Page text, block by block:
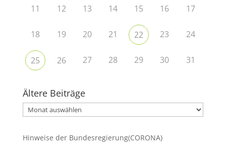
11 12 13 14 15 16 17
18 19 20 21 22 23 24
25 26 27 28 29 30 31
Ältere Beiträge
Ältere
Beiträge
Hinweise der Bundesregierung(CORONA)